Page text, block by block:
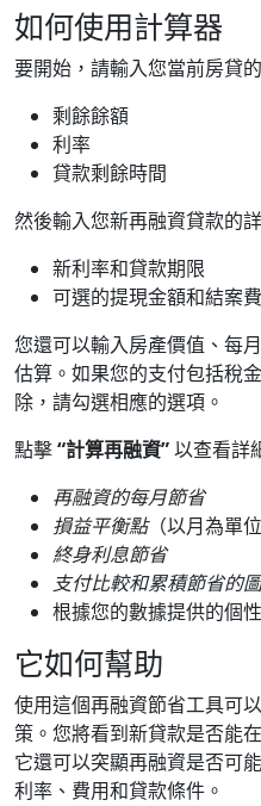
如何使用計算器
要開始，請輸入您當前房貸
剩餘餘額
利率
貸款剩餘時間
然後輸入您新再融資貸款的
新利率和貸款期限
可選的提現金額和結案
您還可以輸入房產價值、每
估算。如果您的支付包括稅
除，請勾選相應的選項。
點擊“計算再融資”以查看詳
再融資的每月節省
損益平衡點（以月為單位
終身利息節省
支付比較和累積節省的
根據您的數據提供的個
它如何幫助
使用這個再融資節省工具可
策。您將看到新貸款是否能
它還可以突顯再融資是否可
利率、費用和貸款條件。